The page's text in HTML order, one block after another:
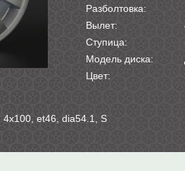
Разболтовка:
Вылет:
Ступица:
Модель диска:
Цвет:
4х100, et46, dia54.1, S